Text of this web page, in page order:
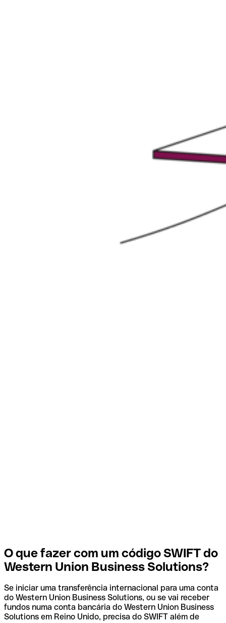
O que fazer com um código SWIFT do
Western Union Business Solutions?
Se iniciar uma transferência internacional para uma conta
do Western Union Business Solutions, ou se vai receber
fundos numa conta bancária do Western Union Business
Solutions em Reino Unido, precisa do SWIFT além de